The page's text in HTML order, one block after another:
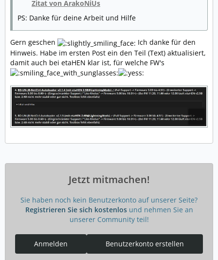
Zitat von ArakoNiUs
PS: Danke für deine Arbeit und Hilfe
Gern geschen
Ich danke für den
Hinweis. Habe im ersten Post ein den Teil (Text) aktualisiert,
damit auch bei etaHEN klar ist, für welche FW's
Jetzt mitmachen!
Sie haben noch kein Benutzerkonto auf unserer Seite?
Registrieren Sie sich kostenlosund nehmen Sie an
unserer Community teil!
Benutzerkonto erstellen
Anmelden